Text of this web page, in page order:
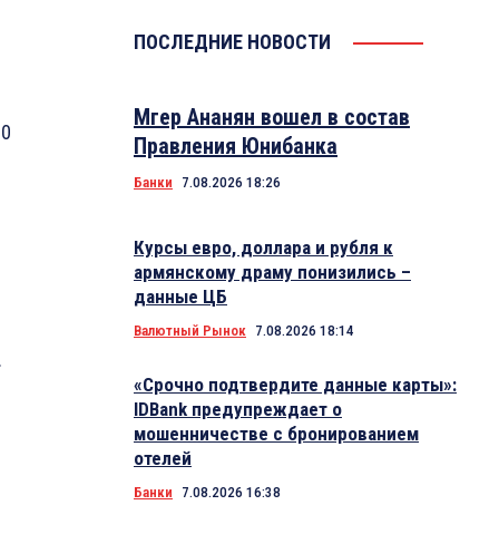
ПОСЛЕДНИЕ НОВОСТИ
Мгер Ананян вошел в состав
Правления Юнибанка
Банки 7.08.2026 18:26
Курсы евро, доллара и рубля к
армянскому драму понизились –
данные ЦБ
Валютный Рынок 7.08.2026 18:14
«Срочно подтвердите данные карты»:
IDBank предупреждает о
мошенничестве с бронированием
отелей
Банки 7.08.2026 16:38